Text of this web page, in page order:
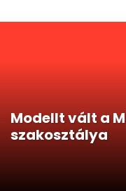
Modellt vált a
szakosztálya